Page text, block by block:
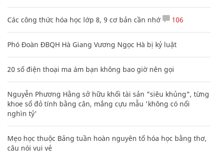
Các công thức hóa học lớp 8, 9 cơ bản cần nhớ 106
Phó Đoàn ĐBQH Hà Giang Vương Ngọc Hà bị kỷ luật
20 số điện thoại ma ám bạn không bao giờ nên gọi
Nguyễn Phương Hằng sở hữu khối tài sản "siêu khủng", từng
khoe sổ đỏ tính bằng cân, mắng cựu mẫu 'không có nổi
nghìn tỷ'
Mẹo học thuộc Bảng tuần hoàn nguyên tố hóa học bằng thơ,
câu nói vui vẻ